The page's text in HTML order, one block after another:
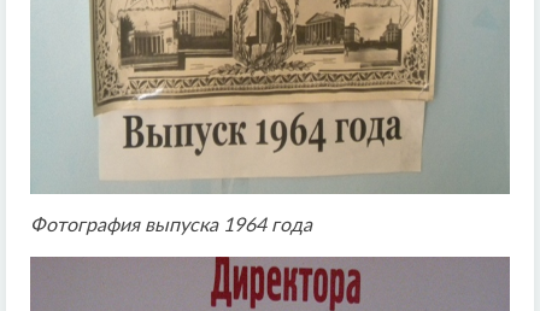
Фотография выпуска 1964 года